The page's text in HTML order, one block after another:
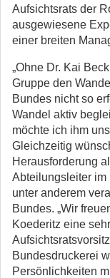
Aufsichtsrats der
ausgewiesene
einer breiten
„Ohne Dr. Kai
Gruppe den
Bundes nicht so
Wandel aktiv
möchte ich ihm
Gleichzeitig
Herausforderung
Abteilungsleiter im
unter anderem
Bundes. „Wir
Koederitz eine
Bundesdruckerei
Persönlichkeiten